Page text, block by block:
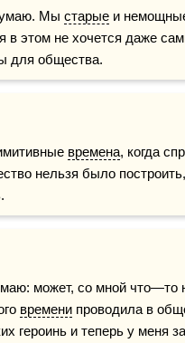
Мы старые и
в этом не хочется даже
для общества.
времена, когда
нельзя было построить,
может, со мной что—то
времени проводила в